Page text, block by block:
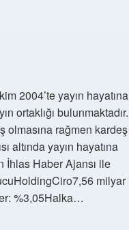
2004’te yayın hayatına
ortaklığı bulunmaktadır.
olmasına rağmen kardeş
altında yayın hayatına
İhlas Haber Ajansı ile
milyar
%3,05Halka…